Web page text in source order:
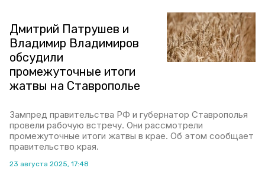
Дмитрий Патрушев и
Владимир Владимиров
обсудили
промежуточные итоги
жатвы на Ставрополье
Зампред правительства РФ и губернатор Ставрополья
провели рабочую встречу. Они рассмотрели
промежуточные итоги жатвы в крае. Об этом сообщает
правительство края.
23 августа 2025, 17:48